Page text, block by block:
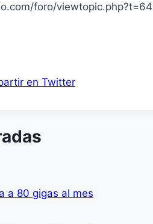
foro/
en Twitter
a 80 gigas al mes